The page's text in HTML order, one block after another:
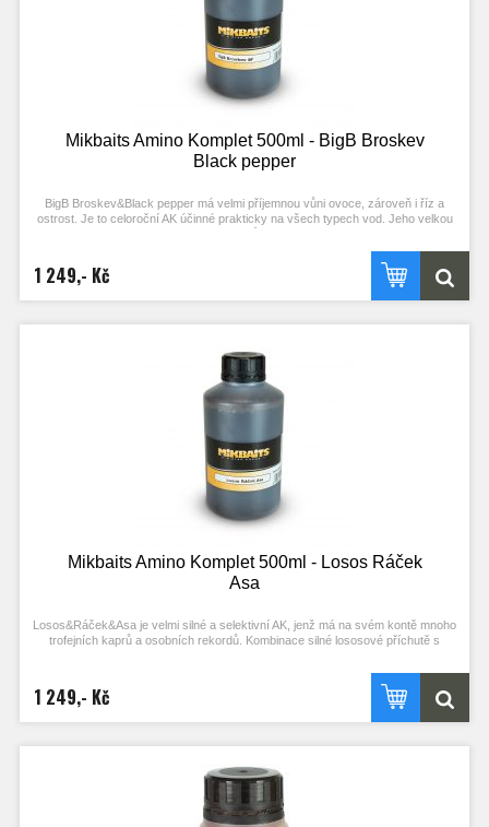
Mikbaits Amino Komplet 500ml - BigB Broskev
Black pepper
BigB Broskev&Black pepper má velmi příjemnou vůni ovoce, zároveň i říz a
ostrost. Je to celoroční AK účinné prakticky na všech typech vod. Jeho velkou
největší kapry. Dá se použít prakticky ve všech směsích. Amino Komplety
Mikbaits jsou komplexní tekutou složkou určenou především pro výrobu boilie.
Dají se použít i jako velmi silný dip či booster. Obsahují prvotřídní esence, tekuté
směsi. Není nutné a ani nedoporučujeme je nějak dál upravovat či doplňovat,
1 249,- Kč
Mikbaits Amino Komplet 500ml - Losos Ráček
Asa
Losos&Ráček&Asa je velmi silné a selektivní AK, jenž má na svém kontě mnoho
trofejních kaprů a osobních rekordů. Kombinace silné lososové příchutě s
mořských ryb z něj dělá poklad pro ty, kteří si chtějí počkat na záběr od té
správné ryby. Funguje nejlépe se směsí Fanatica od brzkého jara do pozdního
podzimu včetně chladnějších období. Amino Komplety Mikbaits jsou komplexní
případně i esenciální oleje a rybí oleje. Jsou zcela totožné s AK, z kterých
nedoporučujeme je nějak dál upravovat či doplňovat, mohlo by dojít k
předávkování některých složek.
1 249,- Kč